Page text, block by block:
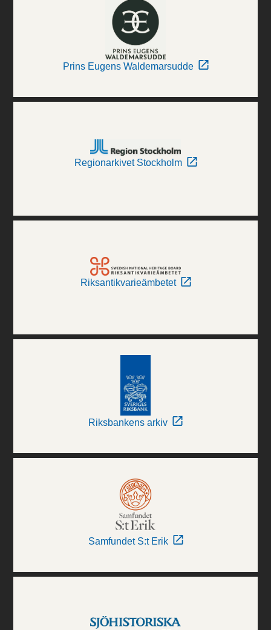
Prins Eugens Waldemarsudde
Regionarkivet Stockholm
Riksantikvarieämbetet
Riksbankens arkiv
Samfundet S:t Erik